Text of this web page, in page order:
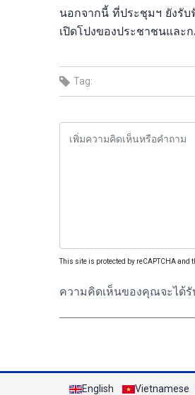
นอกจากนี้ ที่ประชุมฯ ยังรับ
เปิดโปงของประชาชนและ
Tag:
This site is protected by reCAPTCHA and
ความคิดเห็นของคุณจะได้รั
English Vietnamese